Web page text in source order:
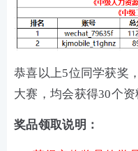
恭喜以上5位同学获奖
大赛，均会获得30个资
奖品领取说明：